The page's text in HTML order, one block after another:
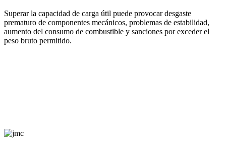
Superar la capacidad de carga útil puede provocar desgaste
prematuro de componentes mecánicos, problemas de estabilidad,
aumento del consumo de combustible y sanciones por exceder el
peso bruto permitido.